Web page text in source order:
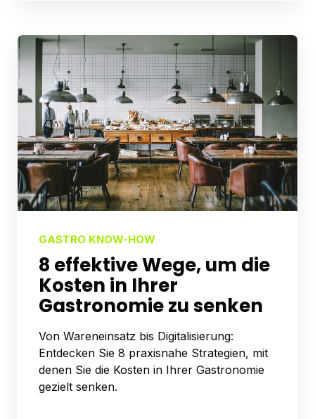
GASTRO KNOW-HOW
8 effektive Wege, um die
Kosten in Ihrer
Gastronomie zu senken
Von Wareneinsatz bis Digitalisierung:
Entdecken Sie 8 praxisnahe Strategien, mit
denen Sie die Kosten in Ihrer Gastronomie
gezielt senken.